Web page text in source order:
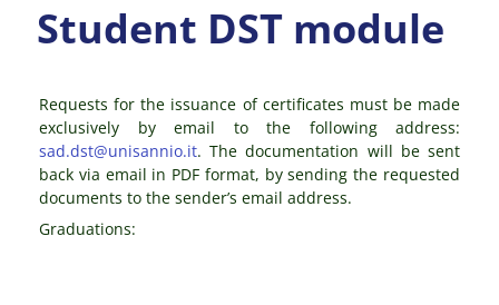
Student DST module
Requests for the issuance of certificates must be made
exclusively by email to the following address:
sad.dst@unisannio.it. The documentation will be sent
back via email in PDF format, by sending the requested
documents to the sender’s email address.
Graduations: